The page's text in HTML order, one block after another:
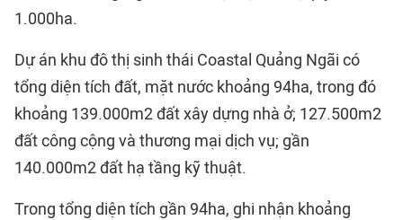
1.000ha.
Dự án khu đô thị sinh thái Coastal Quảng Ngãi có
tổng diện tích đất, mặt nước khoảng 94ha, trong đó
khoảng 139.000m2 đất xây dựng nhà ở; 127.500m2
đất công cộng và thương mại dịch vụ; gần
140.000m2 đất hạ tầng kỹ thuật.
Trong tổng diện tích gần 94ha, ghi nhận khoảng